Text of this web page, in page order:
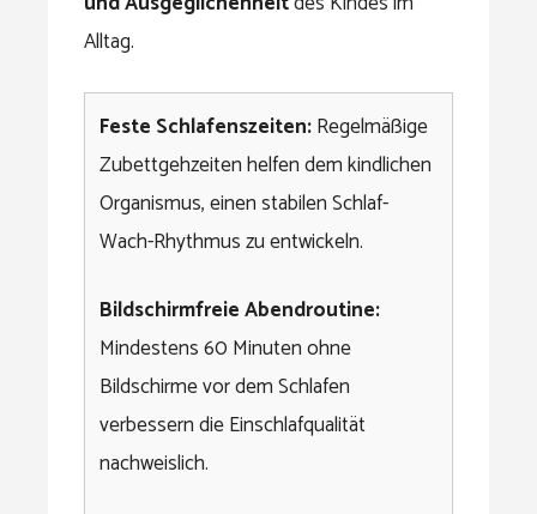
Alltag.
Feste Schlafenszeiten:Regelmäßige
Zubettgehzeiten helfen dem kindlichen
Organismus, einen stabilen Schlaf-
Wach-Rhythmus zu entwickeln.
Bildschirmfreie Abendroutine:
Mindestens 60 Minuten ohne
Bildschirme vor dem Schlafen
verbessern die Einschlafqualität
nachweislich.